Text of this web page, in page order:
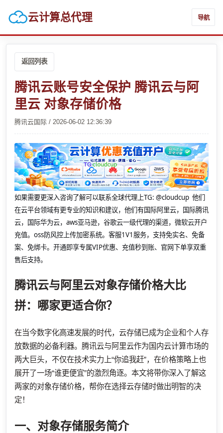
云计算总代理 导航
返回列表
腾讯云账号安全保护 腾讯云与阿
里云 对象存储价格
腾讯云国际 / 2026-06-02 12:36:39
如果需要更深入咨询了解可以联系全球代理上TG: @cloudcup 他们
在云平台领域有更专业的知识和建议，他们有国际阿里云，国际腾讯
云，国际华为云，aws亚马逊，谷歌云一级代理的渠道，微软云开户
充值。oss防风控上传加密系统。客服1V1服务，支持免实名、免备
案、免绑卡。开通即享专属VIP优惠、充值秒到账、官网下单享双重
售后支持。
腾讯云与阿里云对象存储价格大比
拼：哪家更适合你？
在当今数字化高速发展的时代，云存储已成为企业和个人存
放数据的必备利器。腾讯云与阿里云作为国内云计算市场的
两大巨头，不仅在技术实力上“你追我赶”，在价格策略上也
展开了一场“谁更便宜”的激烈角逐。本文将带你深入了解这
两家的对象存储价格，帮你在选择云存储时做出明智的决
定！
一、对象存储服务简介